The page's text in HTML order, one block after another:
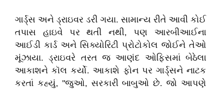
ગાર્ડ્સ અને ડ્રાઇવર ડરી ગયા. સામાન્ય રીતે આવી કોઈ
તપાસ હાઇવે પર થતી નથી, પણ આરબીઆઈના
આઈડી કાર્ડ અને સિક્યોરિટી પ્રોટોકોલ જોઈને તેઓ
મૂંઝાયા. ડ્રાઇવરે તરત જ આણંદ ઓફિસમાં બેઠેલા
આકાશને કૉલ કર્યો. આકાશે ફોન પર ગાર્ડ્સને નાટક
કરતાં કહ્યું, "જુઓ, સરકારી બાબુઓ છે. જો આપણે